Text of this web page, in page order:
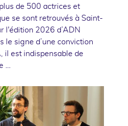
de 500 actrices et
se sont retrouvés à Saint-
l'édition 2026 d’ADN
le signe d’une conviction
il est indispensable de
…